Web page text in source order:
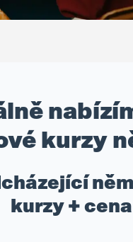
kurzy
kurzy + cena